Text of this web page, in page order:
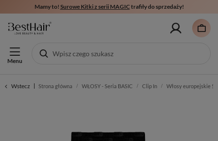
Mamy to! Surowe Kitki z serii MAGICtrafiły do sprzedaży!
Menu
Wstecz Strona główna WŁOSY - Seria BASIC Clip In Włosy europejskie